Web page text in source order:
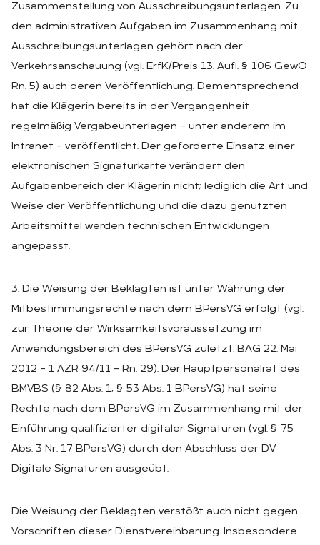
Zusammenstellung von Ausschreibungsunterlagen. Zu
den administrativen Aufgaben im Zusammenhang mit
Ausschreibungsunterlagen gehört nach der
Verkehrsanschauung (vgl. ErfK/Preis 13. Aufl. § 106 GewO
Rn. 5) auch deren Veröffentlichung. Dementsprechend
hat die Klägerin bereits in der Vergangenheit
regelmäßig Vergabeunterlagen – unter anderem im
Intranet – veröffentlicht. Der geforderte Einsatz einer
elektronischen Signaturkarte verändert den
Aufgabenbereich der Klägerin nicht; lediglich die Art und
Weise der Veröffentlichung und die dazu genutzten
Arbeitsmittel werden technischen Entwicklungen
angepasst.
3. Die Weisung der Beklagten ist unter Wahrung der
Mitbestimmungsrechte nach dem BPersVG erfolgt (vgl.
zur Theorie der Wirksamkeitsvoraussetzung im
Anwendungsbereich des BPersVG zuletzt: BAG 22. Mai
2012 – 1 AZR 94/11 – Rn. 29). Der Hauptpersonalrat des
BMVBS (§ 82 Abs. 1, § 53 Abs. 1 BPersVG) hat seine
Rechte nach dem BPersVG im Zusammenhang mit der
Einführung qualifizierter digitaler Signaturen (vgl. § 75
Abs. 3 Nr. 17 BPersVG) durch den Abschluss der DV
Digitale Signaturen ausgeübt.
Die Weisung der Beklagten verstößt auch nicht gegen
Vorschriften dieser Dienstvereinbarung. Insbesondere